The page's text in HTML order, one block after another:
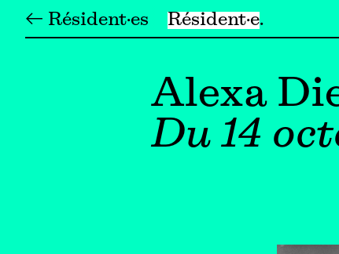
← Résident·es Résident·e
Alexa
Du 14